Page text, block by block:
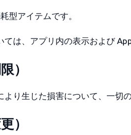
型アイテムです。
は、アプリ内の表示および
）
り生じた損害について、一切
）